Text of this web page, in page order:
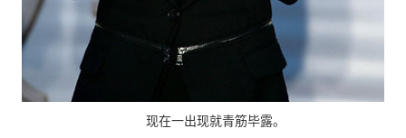
现在一出现就青筋毕露。